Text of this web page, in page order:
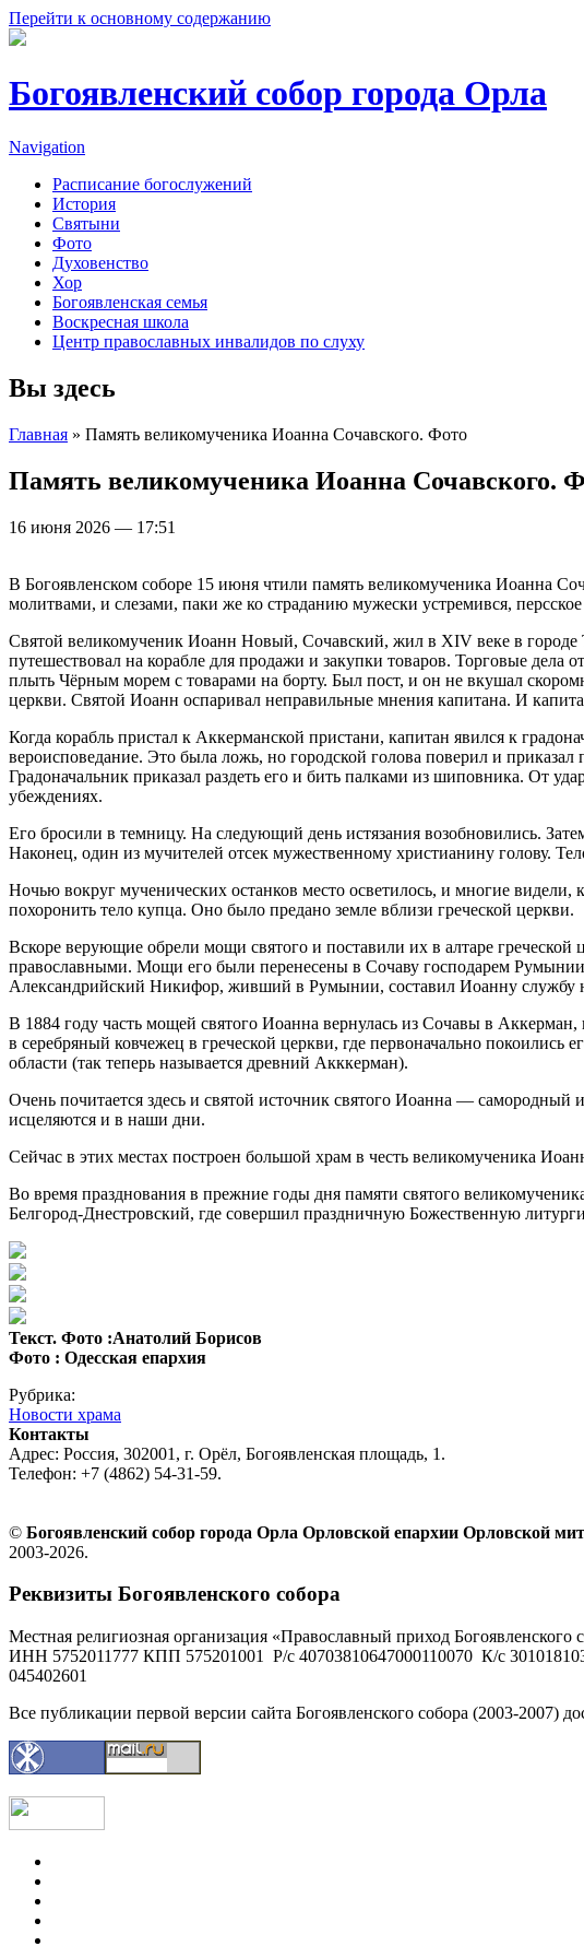
Перейти к основному содержанию
Богоявленский собор города Орла
Navigation
Расписание богослужений
История
Святыни
Фото
Духовенство
Хор
Богоявленская семья
Воскресная школа
Центр православных инвалидов по слуху
Вы здесь
Главная » Память великомученика Иоанна Сочавского. Фото
Память великомученика Иоанна Сочавского.
16 июня 2026 — 17:51
В Богоявленском соборе 15 июня чтили память великомученика Иоанна
молитвами, и слезами, паки же ко страданию мужески устремився,
Святой великомученик Иоанн Новый, Сочавский, жил в XIV веке в городе
путешествовал на корабле для продажи и закупки товаров. Торговые
плыть Чёрным морем с товарами на борту. Был пост, и он не вкушал
церкви. Святой Иоанн оспаривал неправильные мнения капитана. И
Когда корабль пристал к Аккерманской пристани, капитан явился к
вероисповедание. Это была ложь, но городской голова поверил и
Градоначальник приказал раздеть его и бить палками из шиповника. От
убеждениях.
Его бросили в темницу. На следующий день истязания возобновились.
Наконец, один из мучителей отсек мужественному христианину голову.
Ночью вокруг мученических останков место осветилось, и многие
похоронить тело купца. Оно было предано земле вблизи греческой церкви.
Вскоре верующие обрели мощи святого и поставили их в алтаре
православными. Мощи его были перенесены в Сочаву господарем
Александрийский Никифор, живший в Румынии, составил Иоанну службу
В 1884 году часть мощей святого Иоанна вернулась из Сочавы в
в серебряный ковчежец в греческой церкви, где первоначально
области (так теперь называется древний Акккерман).
Очень почитается здесь и святой источник святого Иоанна —
исцеляются и в наши дни.
Сейчас в этих местах построен большой храм в честь великомученика
Во время празднования в прежние годы дня памяти святого
Белгород-Днестровский, где совершил праздничную Божественную
Текст. Фото :Анатолий Борисов
Фото : Одесская епархия
Рубрика:
Новости храма
Контакты
Адрес: Россия, 302001, г. Орёл, Богоявленская площадь, 1.
Телефон: +7 (4862) 54-31-59.
© Богоявленский собор города Орла Орловской епархии Орловской
2003-2026.
Реквизиты Богоявленского собора
Местная религиозная организация «Православный приход
ИНН 5752011777 КПП 575201001 Р/с 40703810647000110070 К/с
045402601
Все публикации первой версии сайта Богоявленского собора (2003-2007)